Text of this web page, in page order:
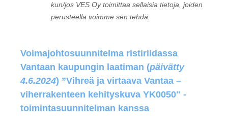
kun/jos VES Oy toimittaa sellaisia tietoja, joiden
perusteella voimme sen tehdä.
Voimajohtosuunnitelma ristiriidassa
Vantaan kaupungin laatiman (päivätty
4.6.2024) ”Vihreä ja virtaava Vantaa –
viherrakenteen kehityskuva YK0050" -
toimintasuunnitelman kanssa